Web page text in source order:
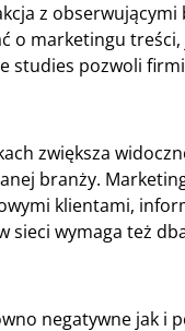
z obserwującymi
o marketingu
studies pozwoli
zwiększa
branży.
klientami,
wymaga też
negatywne jak i